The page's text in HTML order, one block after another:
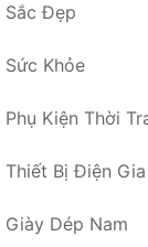
Sắc Đẹp
Sức Khỏe
Phụ Kiện Thời
Thiết Bị Điện
Giày Dép Nam